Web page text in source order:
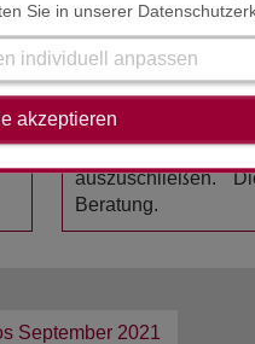
Sie in unserer
individuell anpassen
akzeptieren
STAND : AUGUST /
Der Inhalt der
erstellt worden.
Rechtsmaterie
auszuschließen.
Beratung.
September 2021